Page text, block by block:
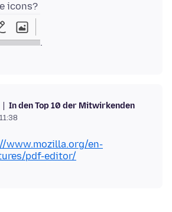
icons?
In den Top 10 der Mitwirkenden
www.mozilla.org/en-
pdf-editor/